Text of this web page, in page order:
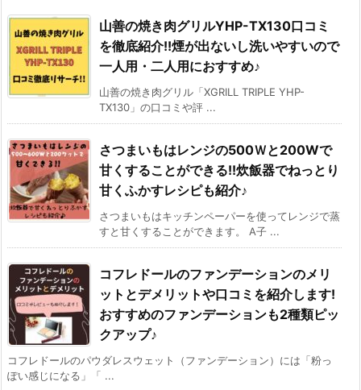
山善の焼き肉グリルYHP-TX130口コミ
を徹底紹介!!煙が出ないし洗いやすいので
一人用・二人用におすすめ♪
山善の焼き肉グリル「XGRILL TRIPLE YHP-
TX130」の口コミや評 ...
さつまいもはレンジの500Ｗと200Wで
甘くすることができる!!炊飯器でねっとり
甘くふかすレシピも紹介♪
さつまいもはキッチンペーパーを使ってレンジで蒸
すと甘くすることができます。 A子 ...
コフレドールのファンデーションのメリ
ットとデメリットや口コミを紹介します!
おすすめのファンデーションも2種類ピッ
クアップ♪
コフレドールのパウダレスウェット（ファンデーション）には「粉っ
ぽい感じになる」「 ...